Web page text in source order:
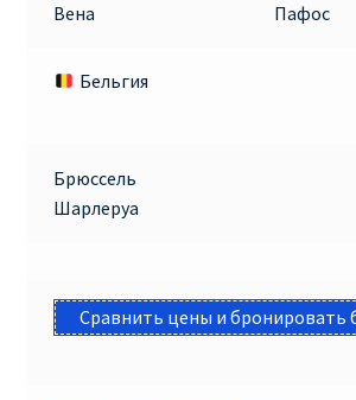
Вена Пафос
Бельгия
Брюссель
Шарлеруа
Сравнить цены и бронировать